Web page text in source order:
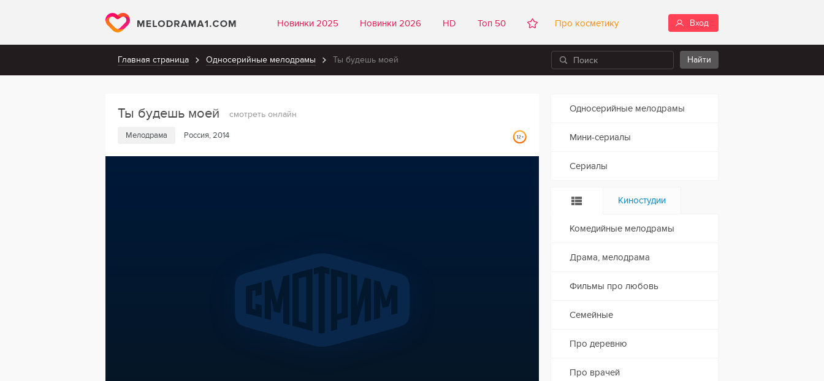
Новинки 2025 Новинки 2026 HD Топ 50 Про косметику Вход
Главная страница Односерийные мелодрамы Ты будешь моей
Ты будешь моей смотреть онлайн
Мелодрама Россия, 2014
Односерийные мелодрамы
Мини-сериалы
Сериалы
Киностудии
Комедийные мелодрамы
Драма, мелодрама
Фильмы про любовь
Семейные
Про деревню
Про врачей